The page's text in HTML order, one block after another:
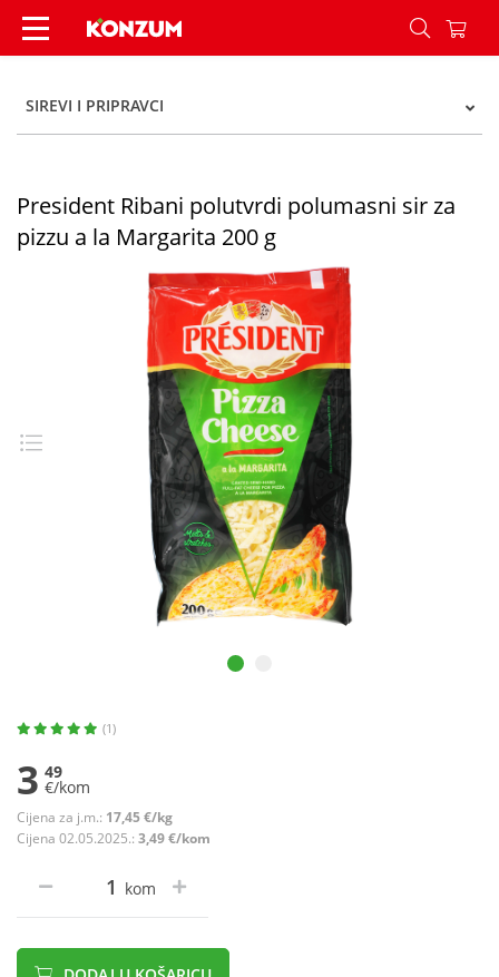
President Ribani polutvrdi polumasni sir za
SIREVI I PRIPRAVCI
President Ribani polutvrdi polumasni sir za
pizzu a la Margarita 200 g
(1)
3 49
€/kom
Cijena za j.m.: 17,45 €/kg
Cijena 02.05.2025.: 3,49 €/kom
kom